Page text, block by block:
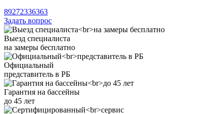
89272336363
Задать вопрос
Выезд специалиста
на замеры бесплатно
Официальный
представитель в РБ
Гарантия на бассейны
до 45 лет